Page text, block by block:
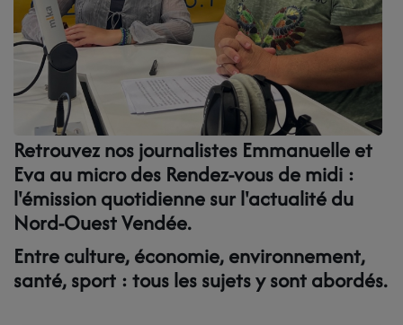
LES TITRES DIFFUSES
NOS PARTENAIRES
NOS MECENES
PAROLES DE MECENES
Retrouvez nos journalistes Emmanuelle et
Eva au micro des Rendez-vous de midi :
l'émission quotidienne sur l'actualité du
Nord-Ouest Vendée.
Entre culture, économie, environnement,
santé, sport : tous les sujets y sont abordés.